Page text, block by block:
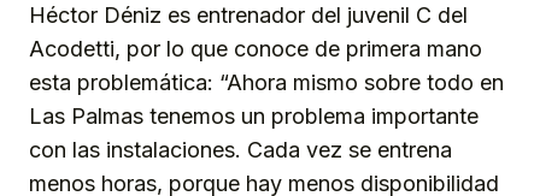
Héctor Déniz es entrenador del juvenil C del
Acodetti, por lo que conoce de primera mano
esta problemática: “Ahora mismo sobre todo en
Las Palmas tenemos un problema importante
con las instalaciones. Cada vez se entrena
menos horas, porque hay menos disponibilidad